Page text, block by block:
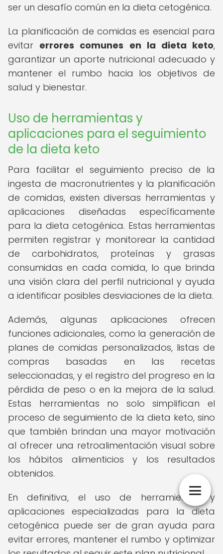
ser un desafío común en la dieta cetogénica.
La planificación de comidas es esencial para
evitar errores comunes en la dieta keto,
garantizar un aporte nutricional adecuado y
mantener el rumbo hacia los objetivos de
salud y bienestar.
Uso de herramientas y
aplicaciones para el seguimiento
de la dieta keto
Para facilitar el seguimiento preciso de la
ingesta de macronutrientes y la planificación
de comidas, existen diversas herramientas y
aplicaciones diseñadas específicamente
para la dieta cetogénica. Estas herramientas
permiten registrar y monitorear la cantidad
de carbohidratos, proteínas y grasas
consumidas en cada comida, lo que brinda
una visión clara del perfil nutricional y ayuda
a identificar posibles desviaciones de la dieta.
Además, algunas aplicaciones ofrecen
funciones adicionales, como la generación de
planes de comidas personalizados, listas de
compras basadas en las recetas
seleccionadas, y el registro del progreso en la
pérdida de peso o en la mejora de la salud.
Estas herramientas no solo simplifican el
proceso de seguimiento de la dieta keto, sino
que también brindan una mayor motivación
al ofrecer una retroalimentación visual sobre
los hábitos alimenticios y los resultados
obtenidos.
En definitiva, el uso de herramientas y
aplicaciones especializadas para la dieta
cetogénica puede ser de gran ayuda para
evitar errores, mantener el rumbo y optimizar